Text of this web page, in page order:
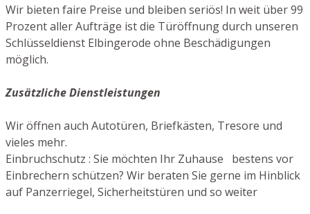
Wir bieten faire Preise und bleiben seriös! In weit über 99
Prozent aller Aufträge ist die Türöffnung durch unseren
Schlüsseldienst Elbingerode ohne Beschädigungen
möglich.
Zusätzliche Dienstleistungen
Wir öffnen auch Autotüren, Briefkästen, Tresore und
vieles mehr.
Einbruchschutz : Sie möchten Ihr Zuhause bestens vor
Einbrechern schützen? Wir beraten Sie gerne im Hinblick
auf Panzerriegel, Sicherheitstüren und so weiter